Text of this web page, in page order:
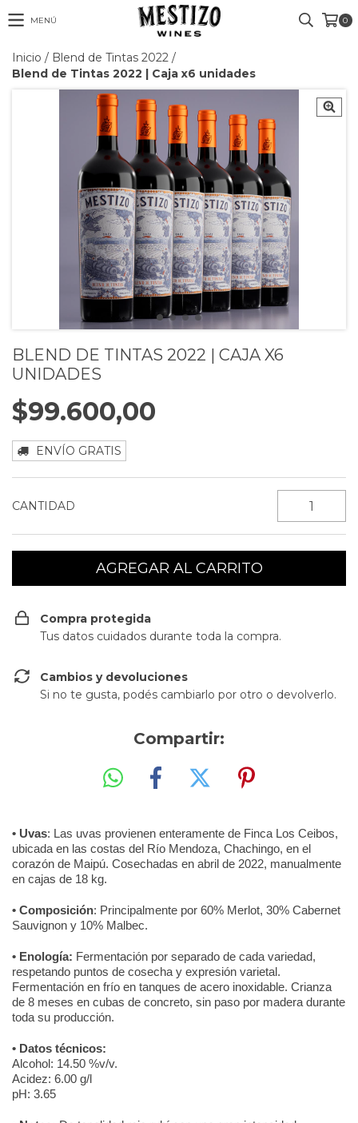
MENÚ 0
Inicio / Blend de Tintas 2022 /
Blend de Tintas 2022 | Caja x6 unidades
BLEND DE TINTAS 2022 | CAJA X6
UNIDADES
$99.600,00
ENVÍO GRATIS
CANTIDAD
Compra protegida
Tus datos cuidados durante toda la compra.
Cambios y devoluciones
Si no te gusta, podés cambiarlo por otro o devolverlo.
Compartir:
• Uvas: Las uvas provienen enteramente de Finca Los Ceibos,
ubicada en las costas del Río Mendoza, Chachingo, en el
corazón de Maipú. Cosechadas en abril de 2022, manualmente
en cajas de 18 kg.
• Composición: Principalmente por 60% Merlot, 30% Cabernet
Sauvignon y 10% Malbec.
• Enología: Fermentación por separado de cada variedad,
respetando puntos de cosecha y expresión varietal.
Fermentación en frío en tanques de acero inoxidable. Crianza
de 8 meses en cubas de concreto, sin paso por madera durante
toda su producción.
• Datos técnicos:
Alcohol: 14.50 %v/v.
Acidez: 6.00 g/l
pH: 3.65